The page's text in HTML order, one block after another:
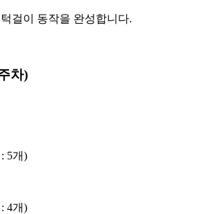
걸이 동작을 완성합니다.
차)
5개)
4개)